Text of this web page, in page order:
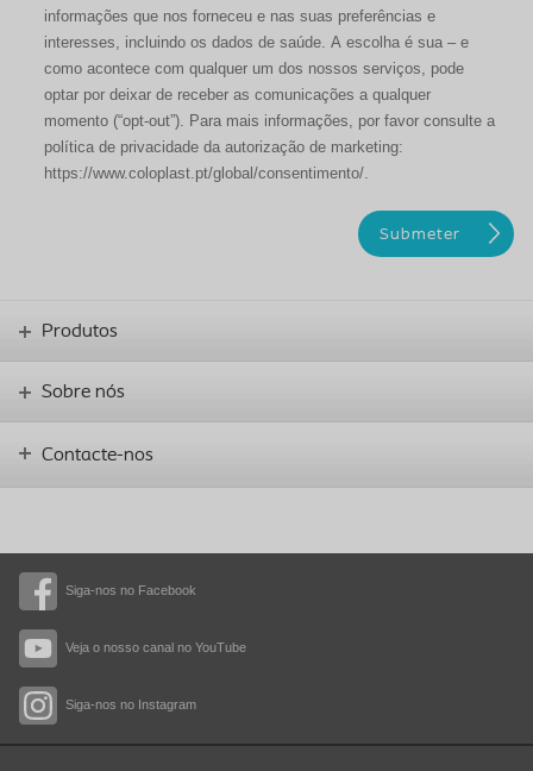
informações que nos forneceu e nas suas preferências e
interesses, incluindo os dados de saúde. A escolha é sua – e
como acontece com qualquer um dos nossos serviços, pode
optar por deixar de receber as comunicações a qualquer
momento (“opt-out”). Para mais informações, por favor consulte a
política de privacidade da autorização de marketing:
https://www.coloplast.pt/global/consentimento/.
Siga-nos no Facebook
Veja o nosso canal no YouTube
Siga-nos no Instagram
Produtos
Sobre nós
Contacte-nos